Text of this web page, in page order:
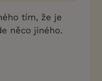
tím, že je
něco jiného.